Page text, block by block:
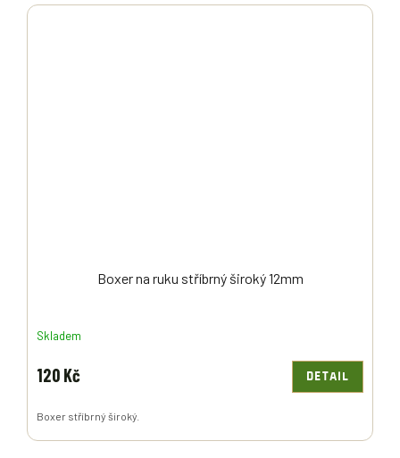
Boxer na ruku stříbrný široký 12mm
Skladem
120 Kč DETAIL
Boxer stříbrný široký.